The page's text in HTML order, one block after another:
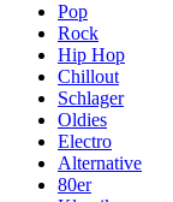
Pop
Rock
Hip Hop
Chillout
Schlager
Oldies
Electro
Alternative
80er